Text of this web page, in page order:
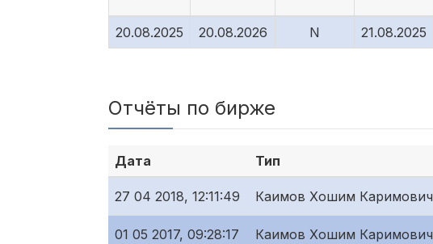
20.08.2025
20.08.2026 N 21.08.2025
Отчёты по бирже
Дата Тип
27 04 2018, 12:11:49 Каимов Хошим Каримович
01 05 2017, 09:28:17 Каимов Хошим Каримович